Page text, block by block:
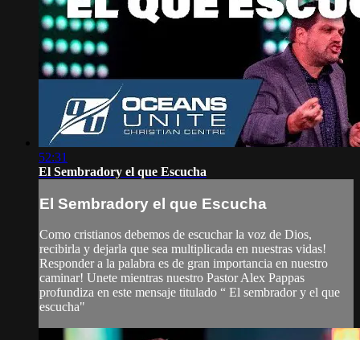
52:31
El Sembradory el que Escucha
El Sembradory el que Escucha
Como cristianos debemos de escuchar la voz de Dios,
recibirla y dejarla que sea multiplicada en nuestras vidas!
Responder a la palabra es de gran importancia en nuestro
caminar! Unete mientras nuestro Pastor Alex Pappas
profundiza en este mensaje titulado “ El sembrador y el que
escucha"